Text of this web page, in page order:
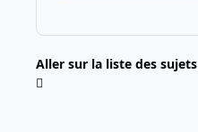
Aller sur la liste des sujets